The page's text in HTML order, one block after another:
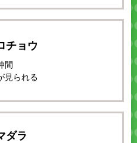
チョウ
間
見られる
ダラ